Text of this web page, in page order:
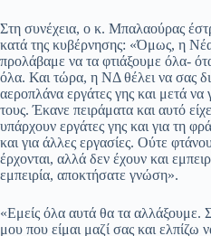
Στη συνέχεια, ο κ. Μπαλαούρας
κατά της κυβέρνησης: «Όμως, η
προλάβαμε να τα φτιάξουμε όλα-
όλα. Και τώρα, η ΝΔ θέλει να σας
αεροπλάνα εργάτες γης και μετά να
τους. Έκανε πειράματα και αυτό
υπάρχουν εργάτες γης και για τη
και για άλλες εργασίες. Ούτε
έρχονται, αλλά δεν έχουν και
εμπειρία, αποκτήσατε γνώση».
«Εμείς όλα αυτά θα τα αλλάξουμε.
μου που είμαι μαζί σας και ελπίζω